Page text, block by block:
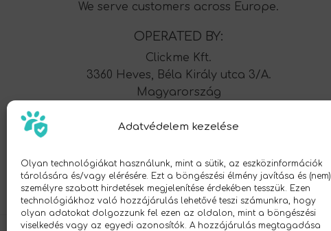
Adatvédelem kezelése
Olyan technológiákat használunk, mint a sütik, az eszközinformációk
tárolására és/vagy elérésére. Ezt a böngészési élmény javítása és (nem)
személyre szabott hirdetések megjelenítése érdekében tesszük. Ezen
technológiákhoz való hozzájárulás lehetővé teszi számunkra, hogy
olyan adatokat dolgozzunk fel ezen az oldalon, mint a böngészési
viselkedés vagy az egyedi azonosítók. A hozzájárulás megtagadása
We serve customers across Europe.
OPERATED BY:
Clickme Kft.
3360 Heves, Béla Király utca 3/A.
Magyarország